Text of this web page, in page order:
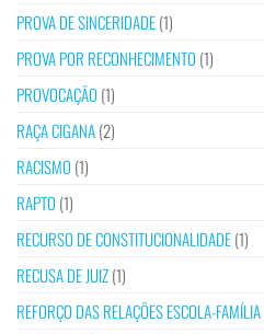
PROVA DE SINCERIDADE(1)
PROVA POR RECONHECIMENTO (1)
PROVOCAÇÃO (1)
RAÇA CIGANA(2)
RACISMO (1)
RAPTO (1)
RECURSO DE CONSTITUCIONALIDADE(1)
RECUSA DE JUIZ(1)
REFORÇO DAS RELAÇÕES ESCOLA-FAMÍLIA